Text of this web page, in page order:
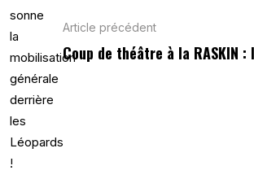
Article précédent
Coup de théâtre à la RASKIN :